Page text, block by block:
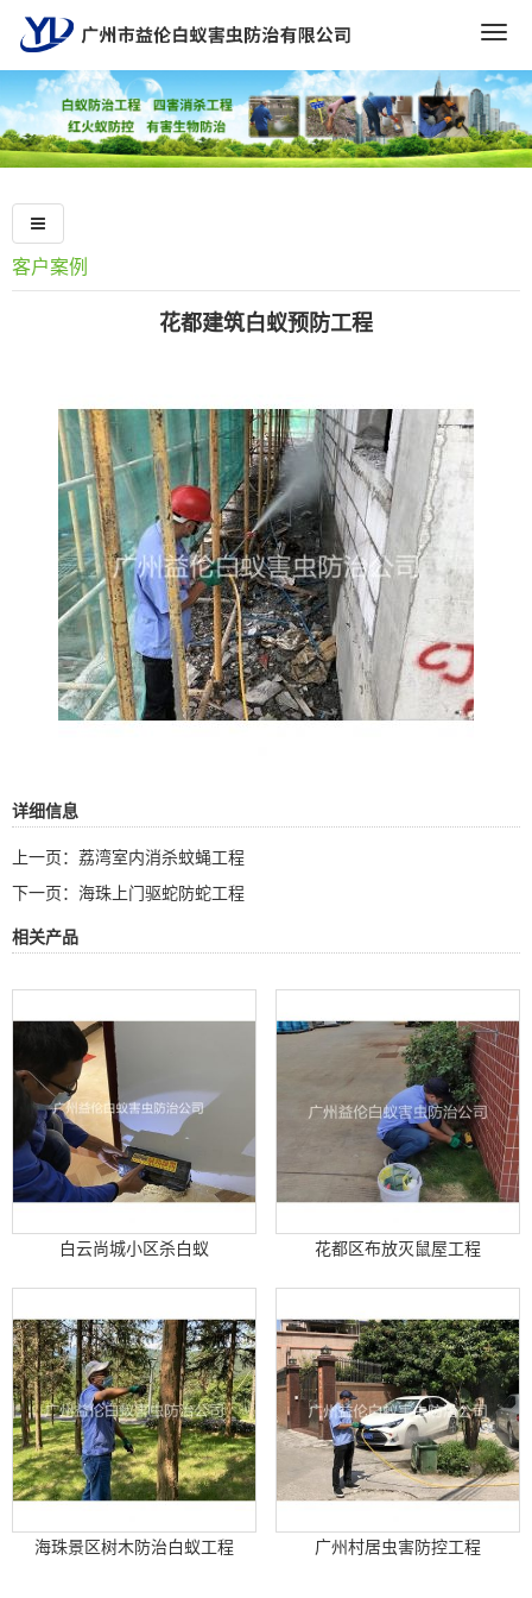
客户案例
花都建筑白蚁预防工程
详细信息
上一页： 荔湾室内消杀蚊蝇工程
下一页： 海珠上门驱蛇防蛇工程
相关产品
白云尚城小区杀白蚁 花都区布放灭鼠屋工程
海珠景区树木防治白蚁工程 广州村居虫害防控工程